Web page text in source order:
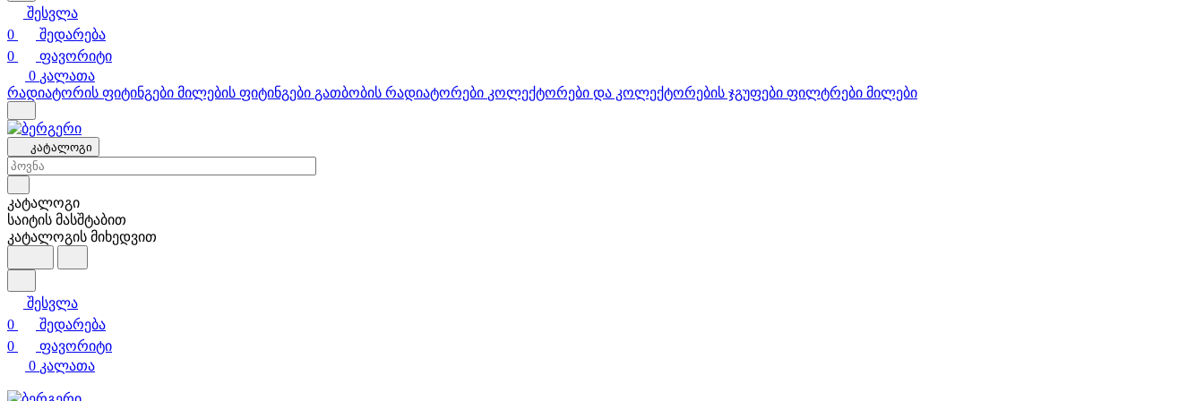
შესვლა
0
შედარება
0
ფავორიტი
0 კალათა
რადიატორის ფიტინგები მილების ფიტინგები გათბობის რადიატორები კოლექტორები და კოლექტორების ჯგუფები ფილტრები მილები
კატალოგი
კატალოგი
საიტის მასშტაბით
კატალოგის მიხედვით
შესვლა
0
შედარება
0
ფავორიტი
0 კალათა